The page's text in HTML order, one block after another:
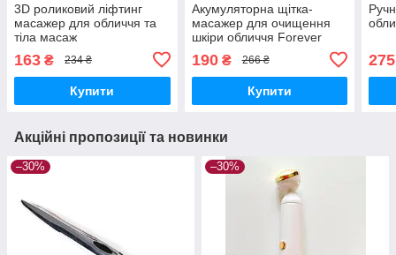
3D роликовий ліфтинг
масажер для обличчя та
тіла масаж
163 ₴ 234 ₴
Купити
Акумуляторна щітка-
масажер для очищення
шкіри обличчя Forever
190₴ 266 ₴
Купити
275
Акційні пропозиції та новинки
–30% –30%